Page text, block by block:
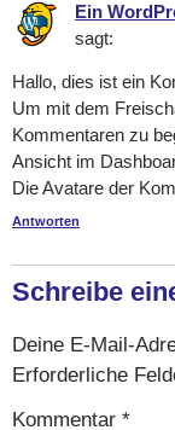
Ein
sagt:
Hallo, dies ist ein
Um mit dem
Kommentaren zu
Ansicht im
Die Avatare der
Antworten
Schreibe
Deine E-Mail-
Erforderliche
Kommentar *